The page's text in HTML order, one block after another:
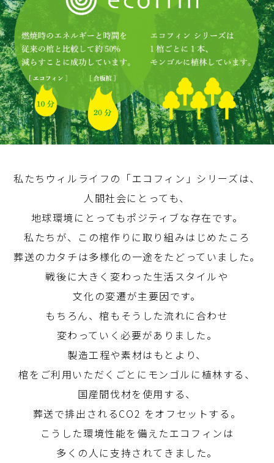
私たちウィルライフの「エコフィン」シリーズは、
人間社会にとっても、
地球環境にとってもポジティブな存在です。
私たちが、この棺作りに取り組みはじめたころ
葬送のカタチは多様化の一途をたどっていました。
戦後に大きく変わった生活スタイルや
文化の変遷が主要因です。
もちろん、棺もそうした流れに合わせ
変わっていく必要がありました。
製造工程や素材はもとより、
棺をご利用いただくごとにモンゴルに植林する、
国産間伐材を使用する、
葬送で排出されるCO2 をオフセットする。
こうした環境性能を備えたエコフィンは
多くの人に支持されてきました。